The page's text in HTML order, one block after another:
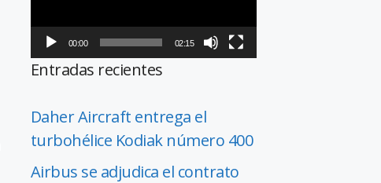
00:00 02:15
Entradas recientes
Daher Aircraft entrega el
turbohélice Kodiak número 400
Airbus se adjudica el contrato